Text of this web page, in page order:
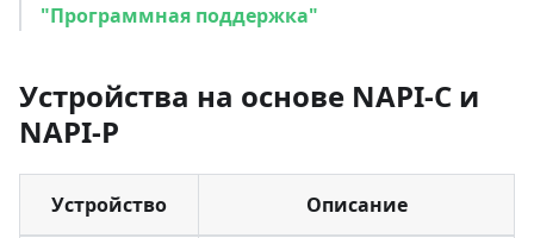
"Программная поддержка"
Устройства на основе NAPI-C и
NAPI-P
Устройство Описание